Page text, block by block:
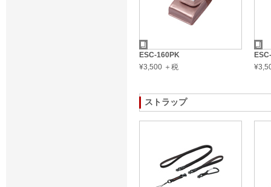
ESC-160PK
¥3,500 ＋税
ストラップ